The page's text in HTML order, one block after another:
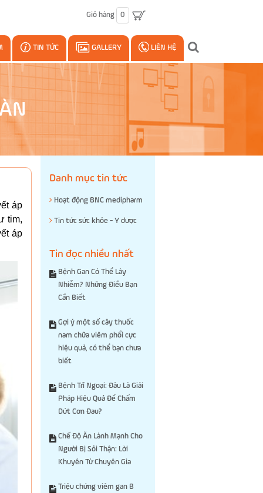
Giỏ hàng 0
TIN TỨC GALLERY LIÊN HỆ
áp
tim,
áp
Danh mục tin tức
Hoạt động BNC medipharm
Tin tức sức khỏe - Y dược
Tin đọc nhiều nhất
Bệnh Gan Có Thể Lây
Nhiễm? Những Điều Bạn
Cần Biết
Gợi ý một số cây thuốc
nam chữa viêm phổi cực
hiệu quả, có thể bạn chưa
biết
Bệnh Trĩ Ngoại: Đâu Là Giải
Pháp Hiệu Quả Để Chấm
Dứt Cơn Đau?
Chế Độ Ăn Lành Mạnh Cho
Người Bị Sỏi Thận: Lời
Khuyên Từ Chuyên Gia
Triệu chứng viêm gan B